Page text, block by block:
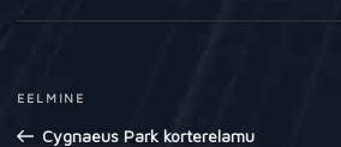
Navigeerimine
Previous
Post
EELMINE
Cygnaeus Park korterelamu